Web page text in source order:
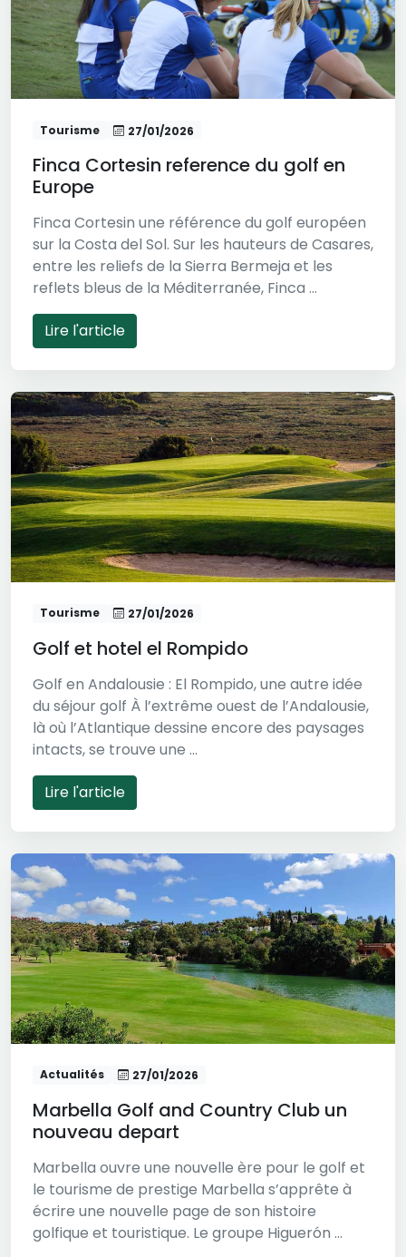
Tourisme 27/01/2026
Finca Cortesin reference du golf en
Europe
Finca Cortesin une référence du golf européen
sur la Costa del Sol. Sur les hauteurs de Casares,
entre les reliefs de la Sierra Bermeja et les
reflets bleus de la Méditerranée, Finca ...
Lire l'article
Tourisme 27/01/2026
Golf et hotel el Rompido
Golf en Andalousie : El Rompido, une autre idée
du séjour golf À l’extrême ouest de l’Andalousie,
là où l’Atlantique dessine encore des paysages
intacts, se trouve une ...
Lire l'article
Actualités 27/01/2026
Marbella Golf and Country Club un
nouveau depart
Marbella ouvre une nouvelle ère pour le golf et
le tourisme de prestige Marbella s’apprête à
écrire une nouvelle page de son histoire
golfique et touristique. Le groupe Higuerón ...